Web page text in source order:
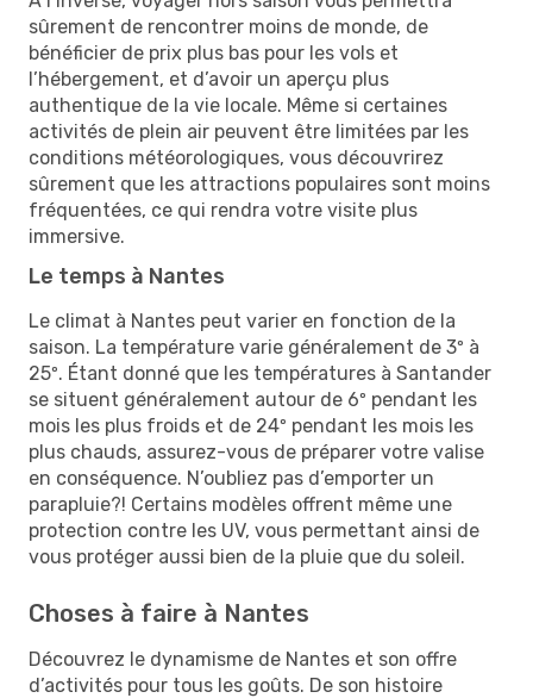
sûrement de rencontrer moins de monde, de
bénéficier de prix plus bas pour les vols et
l’hébergement, et d’avoir un aperçu plus
authentique de la vie locale. Même si certaines
activités de plein air peuvent être limitées par les
conditions météorologiques, vous découvrirez
sûrement que les attractions populaires sont moins
fréquentées, ce qui rendra votre visite plus
immersive.
Le temps à Nantes
Le climat à Nantes peut varier en fonction de la
saison. La température varie généralement de 3º à
25º. Étant donné que les températures à Santander
se situent généralement autour de 6º pendant les
mois les plus froids et de 24º pendant les mois les
plus chauds, assurez-vous de préparer votre valise
en conséquence. N’oubliez pas d’emporter un
parapluie?! Certains modèles offrent même une
protection contre les UV, vous permettant ainsi de
vous protéger aussi bien de la pluie que du soleil.
Choses à faire à Nantes
Découvrez le dynamisme de Nantes et son offre
d’activités pour tous les goûts. De son histoire